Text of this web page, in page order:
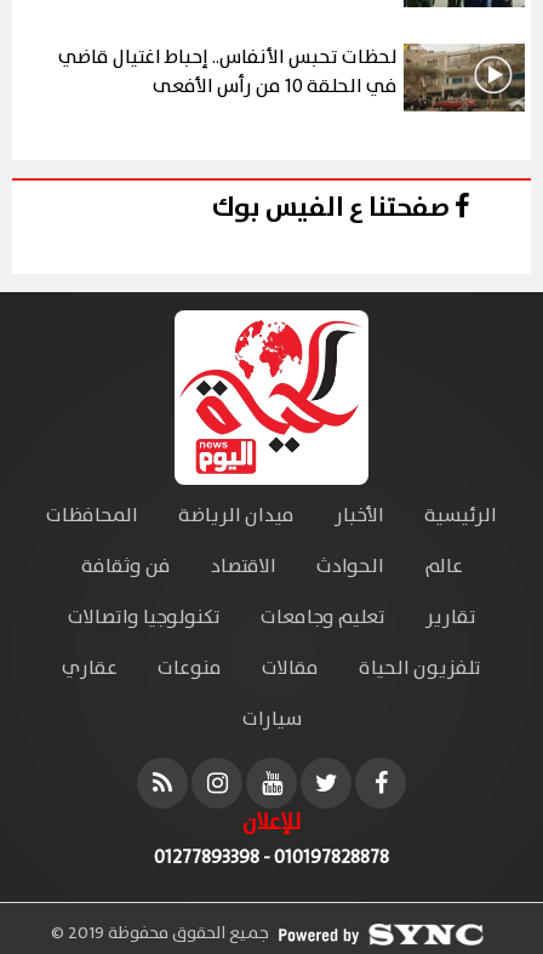
لحظات تحبس الأنفاس.. إحباط اغتيال قاضي
في الحلقة 10 من رأس الأفعى
صفحتنا ع الفيس بوك
الرئيسية الأخبار ميدان الرياضة
المحافظات
عالم
الحوادث الاقتصاد
فن وثقافة
تقارير
تعليم وجامعات
تكنولوجيا واتصالات
تلفزيون الحياة
مقالات منوعات
عقاري
سيارات
للإعلان
010197828878 - 01277893398
جميع الحقوق محفوظة 2019 ©